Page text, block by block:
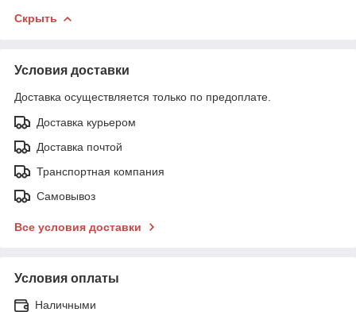
Скрыть
Условия доставки
Доставка осуществляется только по предоплате.
Доставка курьером
Доставка почтой
Транспортная компания
Самовывоз
Все условия доставки
Условия оплаты
Наличными